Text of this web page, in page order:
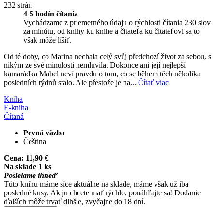
232 strán
4-5 hodín čítania
Vychádzame z priemerného údaju o rýchlosti čítania 230 slov
za minútu, od knihy ku knihe a čitateľa ku čitateľovi sa to
však môže líšiť.
Od té doby, co Marina nechala celý svůj předchozí život za sebou, s
nikým ze své minulosti nemluvila. Dokonce ani její nejlepší
kamarádka Mabel neví pravdu o tom, co se během těch několika
posledních týdnů stalo. Ale přestože je na... Čítať viac
Kniha
E-kniha
Čítaná
Pevná väzba
Čeština
Cena: 11,90 €
Na sklade 1 ks
Posielame ihneď
Túto knihu máme síce aktuálne na sklade, máme však už iba
posledné kusy. Ak ju chcete mať rýchlo, ponáhľajte sa! Dodanie
ďalších môže trvať dlhšie, zvyčajne do 18 dní.